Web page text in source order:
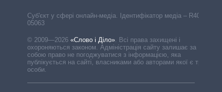
Cуб'єкт у сфері онлайн-медіа. Ідентифікатор медіа – R40-
05063
© 2009—2026 «Слово і Діло». Всі права захищені і
охороняються законом. Адміністрація сайту залишає за
собою право не погоджуватися з інформацією, яка
публікується на сайті, власниками або авторами якої є треті
особи.